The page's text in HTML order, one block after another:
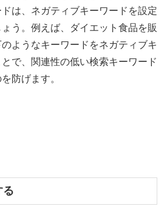
は、ネガティブキーワードを設定
う。例えば、ダイエット食品を販
ようなキーワードをネガティブキ
で、関連性の低い検索キーワード
防げます。
る